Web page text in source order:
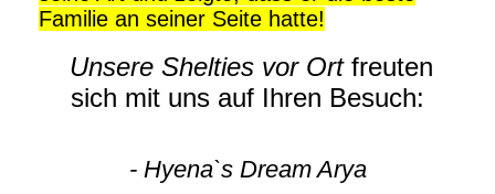
Familie an seiner Seite hatte!
Unsere Shelties vor Ortfreuten
sich mit uns auf Ihren Besuch:
- Hyena`s Dream Arya